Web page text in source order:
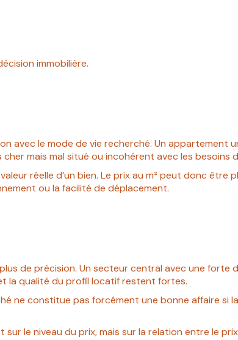
immobilière.
avec le mode de vie recherché. Un
mais mal situé ou incohérent avec les besoins
réelle d’un bien. Le prix au m² peut donc être
ou la facilité de déplacement.
de précision. Un secteur central avec une
la qualité du profil locatif restent fortes.
ne constitue pas forcément une bonne affaire si
le niveau du prix, mais sur la relation entre le